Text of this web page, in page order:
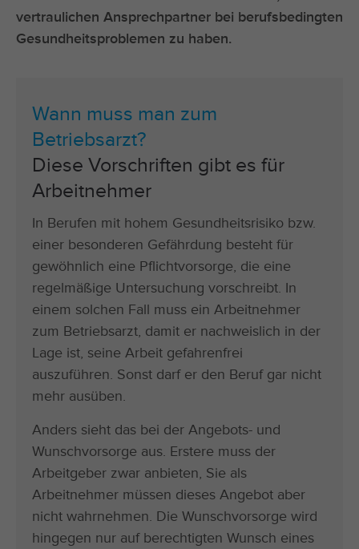
vertraulichen Ansprechpartner bei berufsbedingten
Gesundheitsproblemen zu haben.
Wann muss man zum
Betriebsarzt?
Diese Vorschriften gibt es für
Arbeitnehmer
In Berufen mit hohem Gesundheitsrisiko bzw.
einer besonderen Gefährdung besteht für
gewöhnlich eine Pflichtvorsorge, die eine
regelmäßige Untersuchung vorschreibt. In
einem solchen Fall muss ein Arbeitnehmer
zum Betriebsarzt, damit er nachweislich in der
Lage ist, seine Arbeit gefahrenfrei
auszuführen. Sonst darf er den Beruf gar nicht
mehr ausüben.
Anders sieht das bei der Angebots- und
Wunschvorsorge aus. Erstere muss der
Arbeitgeber zwar anbieten, Sie als
Arbeitnehmer müssen dieses Angebot aber
nicht wahrnehmen. Die Wunschvorsorge wird
hingegen nur auf berechtigten Wunsch eines